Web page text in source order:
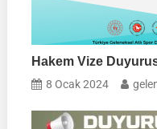
Hakem Vize
8 Ocak 2024